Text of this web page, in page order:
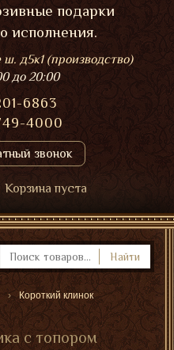
подарки
исполнения.
д5к1 (производство)
до 20:00
6863
4000
звонок
Корзина пуста
Найти
Короткий клинок
с топором